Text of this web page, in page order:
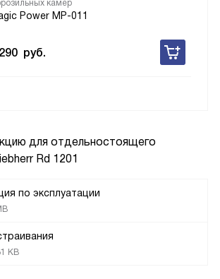
для отдельностоящего
Rd 1201
по эксплуатации
KB
камер
Power MP-011
руб.